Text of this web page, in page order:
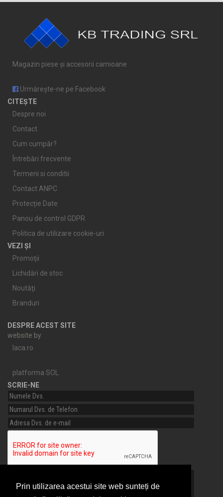
Prin utilizarea acestui site web sunteți de
Magazin piese și accesorii camioane
Urmărește-ne pe Facebook
CITEȘTE
Despre noi
Contact
Cum cumpăr?
Întrebări frecvente
Termeni si conditii
Contact ANPC
Protecție Date
Panou de control GDPR
Politica de utilizare cookie-uri
VEZI ȘI
Promoţii
Lichidări de stoc
Noutăţi
Branduri
DESPRE ACEST SITE
website by
laca.ro
platforma SOL
SCRIE-NE